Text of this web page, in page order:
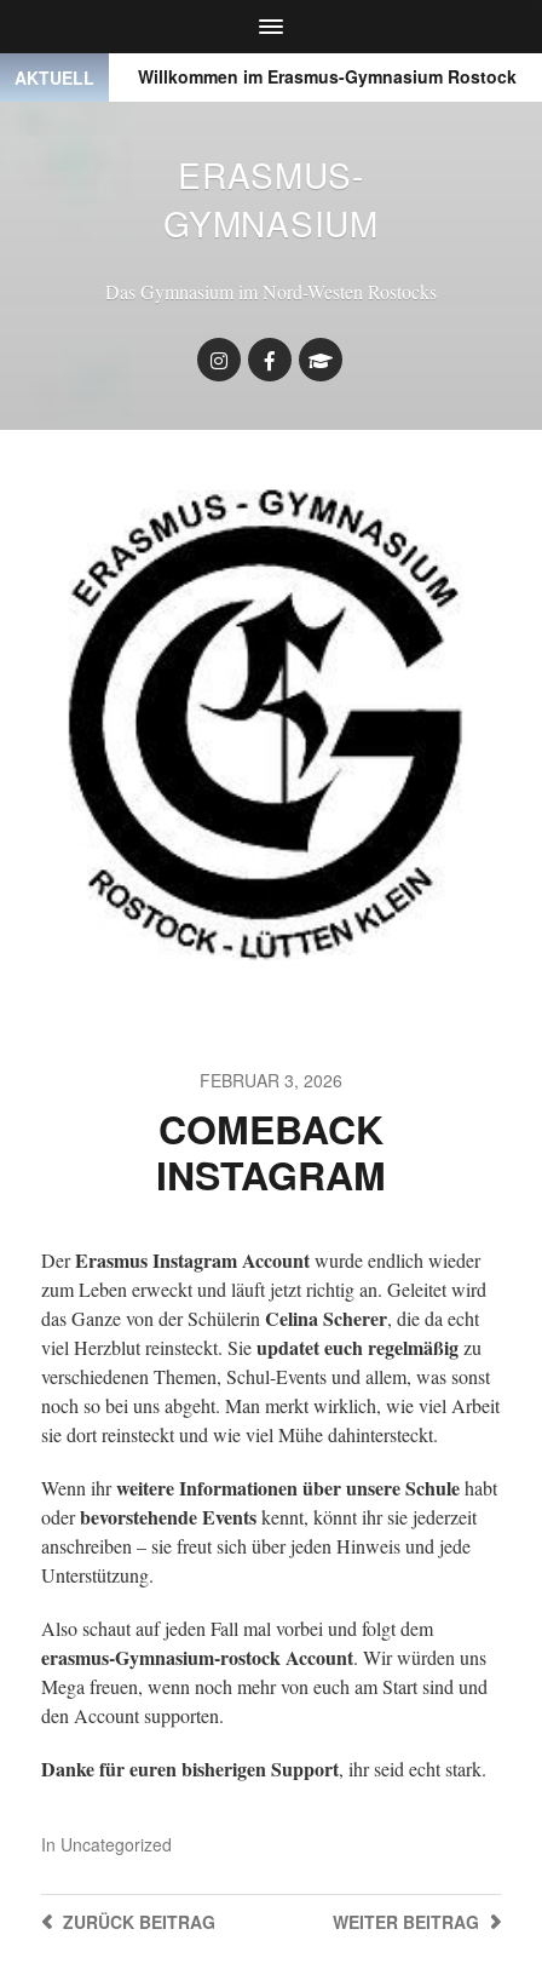
AKTUELL
● ● Willkommen im Erasmus-Gymnasium Rostock
ERASMUS-
GYMNASIUM
Das Gymnasium im Nord-Westen Rostocks
FEBRUAR 3, 2026
COMEBACK
INSTAGRAM
DerErasmus Instagram Accountwurde endlich wieder
zum Leben erweckt und läuft jetzt richtig an. Geleitet wird
das Ganze von der Schülerin Celina Scherer, die da echt
viel Herzblut reinsteckt. Sieupdatet euch regelmäßigzu
verschiedenen Themen, Schul-Events und allem, was sonst
noch so bei uns abgeht. Man merkt wirklich, wie viel Arbeit
sie dort reinsteckt und wie viel Mühe dahintersteckt.
Wenn ihrweitere Informationen über unsere Schulehabt
oderbevorstehende Eventskennt, könnt ihr sie jederzeit
anschreiben – sie freut sich über jeden Hinweis und jede
Unterstützung.
Also schaut auf jeden Fall mal vorbei und folgt dem
erasmus-Gymnasium-rostock Account. Wir würden uns
Mega freuen, wenn noch mehr von euch am Start sind und
den Account supporten.
Danke für euren bisherigen Support, ihr seid echt stark.
In Uncategorized
WEITER BEITRAG
ZURÜCKBEITRAG